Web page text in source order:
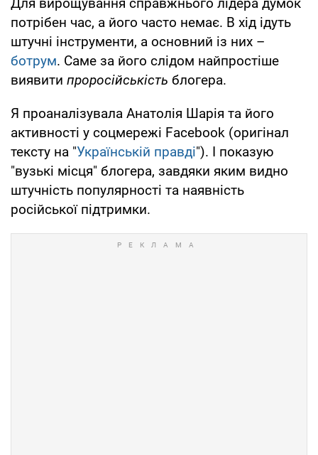
потрібен час, а його часто немає. В хід ідуть
штучні інструменти, а основний із них –
ботрум. Саме за його слідом найпростіше
виявити проросійськість блогера.
Я проаналізувала Анатолія Шарія та його
активності у соцмережі Facebook (оригінал
тексту на "Українській правді"). І показую
"вузькі місця" блогера, завдяки яким видно
штучність популярності та наявність
російської підтримки.